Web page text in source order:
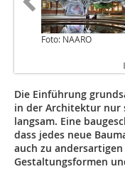
Foto: NAARO
Die Einführung
in der Architektur nur
langsam. Eine
dass jedes neue
auch zu
Gestaltungsformen